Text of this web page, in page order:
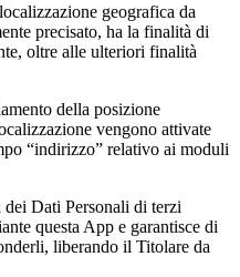
geografica da
precisato, ha la finalità di
oltre alle ulteriori finalità
della posizione
vengono attivate
“indirizzo” relativo ai moduli
dei Dati Personali di terzi
questa App e garantisce di
liberando il Titolare da